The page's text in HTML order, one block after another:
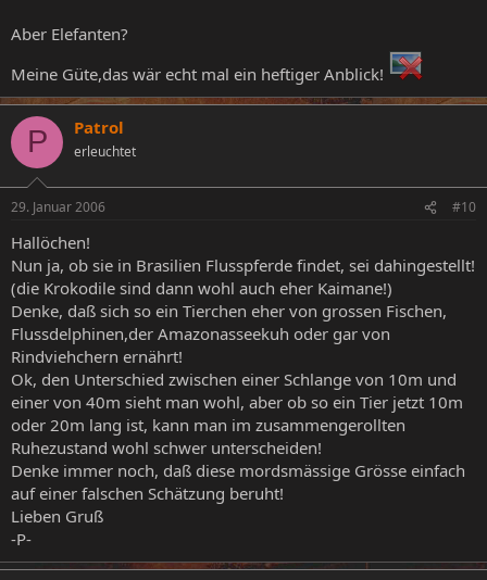
Aber Elefanten?
Meine Güte,das wär echt mal ein heftiger Anblick!
P Patrol
erleuchtet
29. Januar 2006 #10
Hallöchen!
Nun ja, ob sie in Brasilien Flusspferde findet, sei dahingestellt!
(die Krokodile sind dann wohl auch eher Kaimane!)
Denke, daß sich so ein Tierchen eher von grossen Fischen,
Flussdelphinen,der Amazonasseekuh oder gar von
Rindviehchern ernährt!
Ok, den Unterschied zwischen einer Schlange von 10m und
einer von 40m sieht man wohl, aber ob so ein Tier jetzt 10m
oder 20m lang ist, kann man im zusammengerollten
Ruhezustand wohl schwer unterscheiden!
Denke immer noch, daß diese mordsmässige Grösse einfach
auf einer falschen Schätzung beruht!
Lieben Gruß
-P-